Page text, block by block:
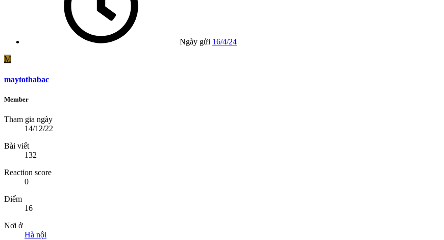
Ngày gửi 16/4/24
M
maytothabac
Member
Tham gia ngày
14/12/22
Bài viết
132
Reaction score
0
Điểm
16
Nơi ở
Hà nội